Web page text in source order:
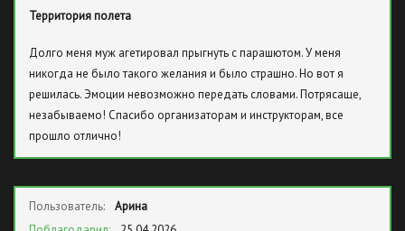
Территория полета
Долго меня муж агетировал прыгнуть с парашютом. У меня
никогда не было такого желания и было страшно. Но вот я
решилась. Эмоции невозможно передать словами. Потрясаще,
незабываемо! Спасибо организаторам и инструкторам, все
прошло отлично!
Пользователь:
Арина